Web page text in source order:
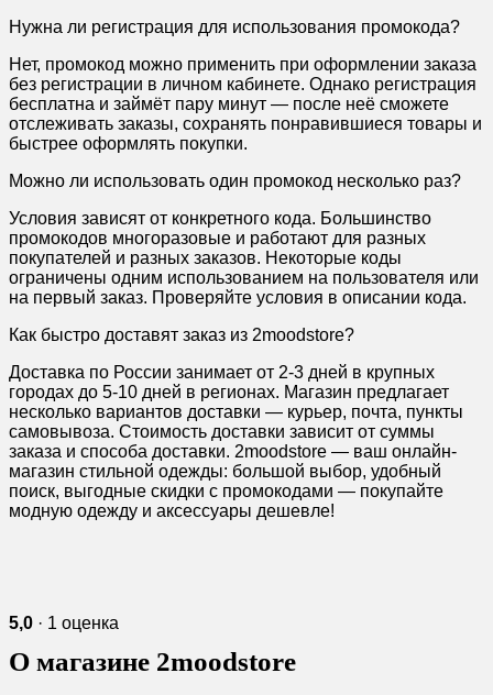
Нужна ли регистрация для использования промокода?
Нет, промокод можно применить при оформлении заказа
без регистрации в личном кабинете. Однако регистрация
бесплатна и займёт пару минут — после неё сможете
отслеживать заказы, сохранять понравившиеся товары и
быстрее оформлять покупки.
Можно ли использовать один промокод несколько раз?
Условия зависят от конкретного кода. Большинство
промокодов многоразовые и работают для разных
покупателей и разных заказов. Некоторые коды
ограничены одним использованием на пользователя или
на первый заказ. Проверяйте условия в описании кода.
Как быстро доставят заказ из 2moodstore?
Доставка по России занимает от 2-3 дней в крупных
городах до 5-10 дней в регионах. Магазин предлагает
несколько вариантов доставки — курьер, почта, пункты
самовывоза. Стоимость доставки зависит от суммы
заказа и способа доставки. 2moodstore — ваш онлайн-
магазин стильной одежды: большой выбор, удобный
поиск, выгодные скидки с промокодами — покупайте
модную одежду и аксессуары дешевле!
5,0 · 1 оценка
О магазине 2moodstore